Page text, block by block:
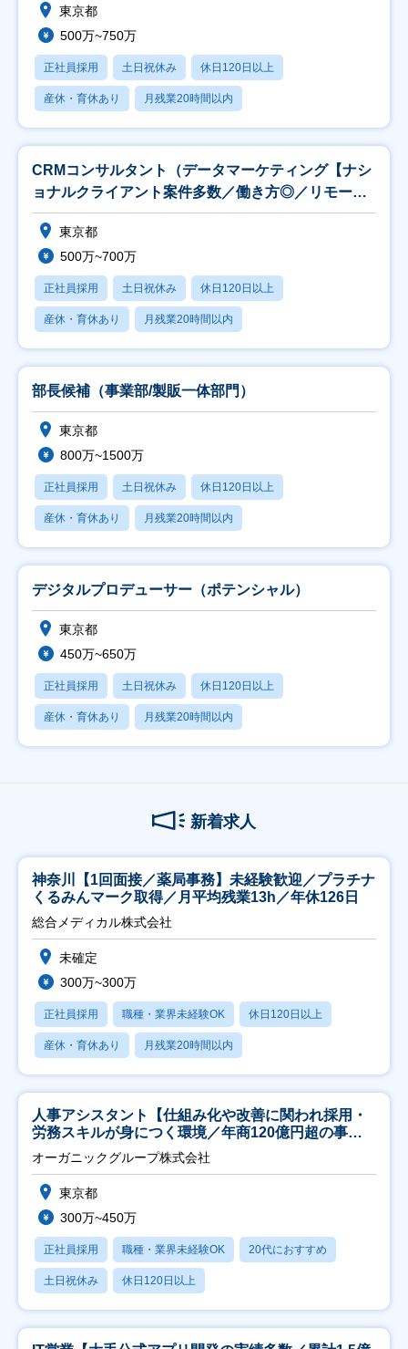
東京都
500万~750万
正社員採用 土日祝休み 休日120日以上
産休・育休あり 月残業20時間以内
CRMコンサルタント（データマーケティング【ナシ
ョナルクライアント案件多数／働き方◎／リモート8
割】
東京都
500万~700万
正社員採用 土日祝休み 休日120日以上
産休・育休あり 月残業20時間以内
部長候補（事業部/製販一体部門）
東京都
800万~1500万
正社員採用 土日祝休み 休日120日以上
産休・育休あり 月残業20時間以内
デジタルプロデューサー（ポテンシャル）
東京都
450万~650万
正社員採用 土日祝休み 休日120日以上
産休・育休あり 月残業20時間以内
新着求人
神奈川【1回面接／薬局事務】未経験歓迎／プラチナ
くるみんマーク取得／月平均残業13h／年休126日
総合メディカル株式会社
未確定
300万~300万
正社員採用 職種・業界未経験OK 休日120日以上
産休・育休あり 月残業20時間以内
人事アシスタント【仕組み化や改善に関われ採用・
労務スキルが身につく環境／年商120億円超の事業
会社】
オーガニックグループ株式会社
東京都
300万~450万
正社員採用 職種・業界未経験OK 20代におすすめ
土日祝休み 休日120日以上